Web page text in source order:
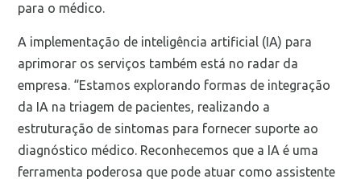
para o médico.
A implementação de inteligência artificial (IA) para
aprimorar os serviços também está no radar da
empresa. “Estamos explorando formas de integração
da IA na triagem de pacientes, realizando a
estruturação de sintomas para fornecer suporte ao
diagnóstico médico. Reconhecemos que a IA é uma
ferramenta poderosa que pode atuar como assistente